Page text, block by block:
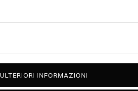
INFORMAZIONI